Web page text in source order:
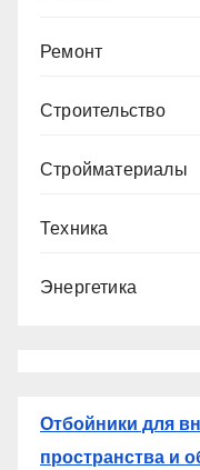
Ремонт
Строительство
Стройматериалы
Техника
Энергетика
Отбойники для
пространства и